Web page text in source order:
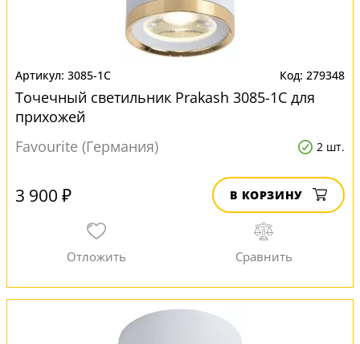
3085-1C 279348
Точечный светильник Prakash 3085-1C для
прихожей
Favourite (Германия)
2 шт.
3 900 ₽ В КОРЗИНУ